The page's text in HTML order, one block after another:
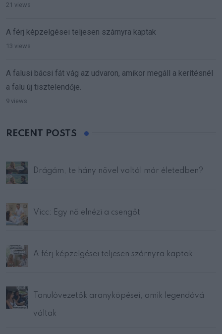
21 views
A férj képzelgései teljesen szárnyra kaptak
13 views
A falusi bácsi fát vág az udvaron, amikor megáll a kerítésnél
a falu új tisztelendője.
9 views
RECENT POSTS
Drágám, te hány nővel voltál már életedben?
Vicc: Egy nő elnézi a csengőt
A férj képzelgései teljesen szárnyra kaptak
Tanulóvezetők aranyköpései, amik legendává
váltak